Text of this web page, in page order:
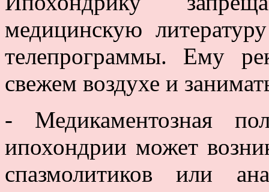
медицинскую
телепрограммы. Ему
свежем воздухе и
- Медикаментозная
ипохондрии может
спазмолитиков или